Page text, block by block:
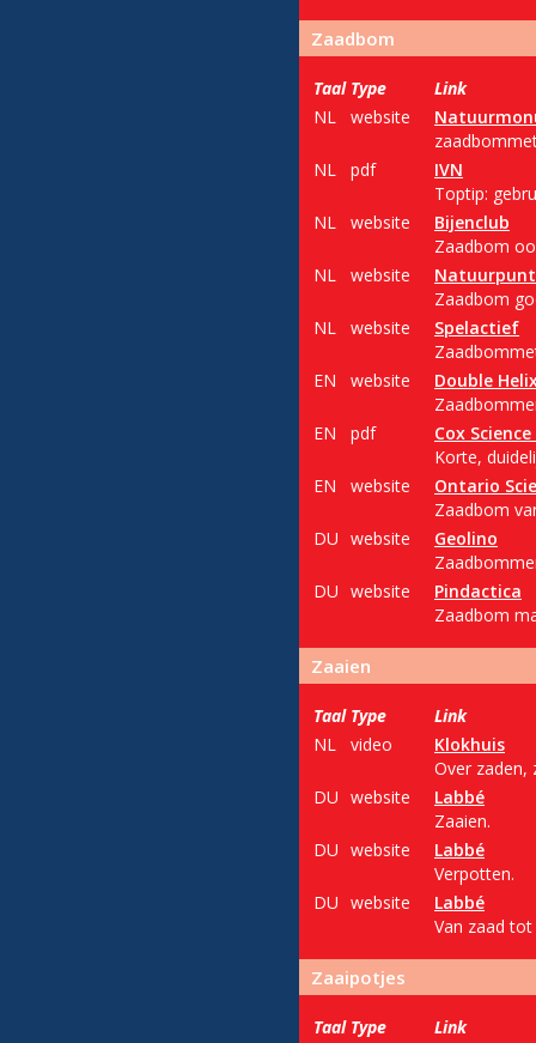
Zaadbom
Taal Type
Link
NL
website
NL
pdf
IVN
Toptip:
NL
website
Bijenclub
Zaadbom
NL
website
Natuurpunt
Zaadbom
NL
website
Spelactief
EN
website
Double
EN
pdf
Cox
Korte,
EN
website
Ontario
Zaadbom
DU website
Geolino
DU website
Pindactica
Zaadbom
Zaaien
Taal Type
Link
NL
video
Klokhuis
Over zaden,
DU website
Labbé
Zaaien.
DU website
Labbé
Verpotten.
DU website
Labbé
Van zaad
Zaaipotjes
Taal Type
Link